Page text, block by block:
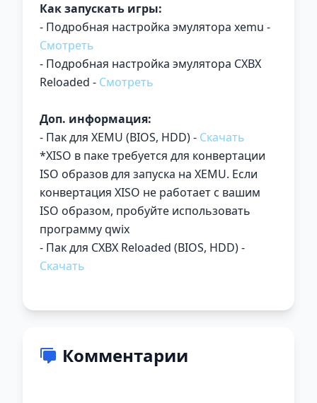
Как запускать игры:
- Подробная настройка эмулятора xemu -
Смотреть
- Подробная настройка эмулятора CXBX
Reloaded - Смотреть
Доп. информация:
- Пак для XEMU (BIOS, HDD) - Скачать
*XISO в паке требуется для конвертации
ISO образов для запуска на XEMU. Если
конвертация XISO не работает с вашим
ISO образом, пробуйте использовать
программу qwix
- Пак для CXBX Reloaded (BIOS, HDD) -
Скачать
Комментарии